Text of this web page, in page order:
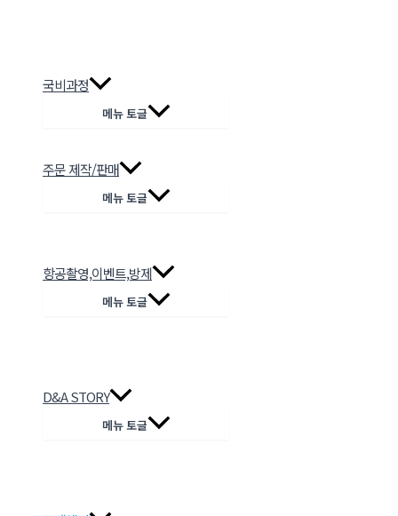
국비과정
메뉴 토글
주문 제작/판매
메뉴 토글
항공촬영,이벤트,방제
메뉴 토글
D&A STORY
메뉴 토글